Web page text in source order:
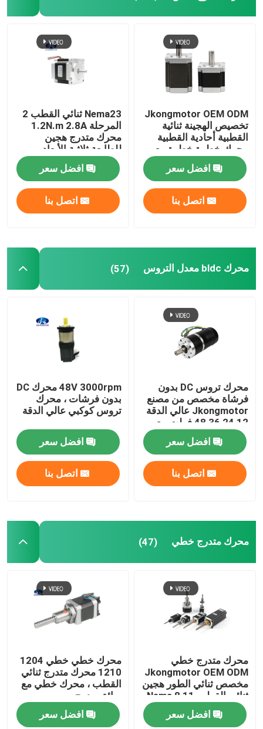
Jkongmotor OEM ODM
تخصيص الهجينة ثنائية
القطبية أحادية القطبية
محرك خطوة خطوة مع
علبة التروس مكيف
الفرامل مدمجة السائق
افضل سعر
اتصل بنا
Nema23 ثنائي القطب 2
المرحلة 1.2N.m 2.8A
محرك متدرج هجين
للطابعة ثلاثية الأبعاد
افضل سعر
اتصل بنا
محرك bldc معدل التروس (57)
محرك تروس DC بدون
فرشاة مخصص من مصنع
Jkongmotor عالي الدقة
12 24 36 48 فولت مع
علبة تروس دودة تروس
كوكبية
افضل سعر
اتصل بنا
48V 3000rpm محرك DC
بدون فرشات ، محرك
تروس كوكبي عالي الدقة
افضل سعر
اتصل بنا
محرك متدرج خطي (47)
محرك متدرج خطي
Jkongmotor OEM ODM
مخصص ثنائي الطور هجين
ثنائي القطب Nema 8 11
14 17 23 24 34 مع برغي
رصاصي
افضل سعر
محرك خطي خطي 1204
1210 محرك متدرج ثنائي
القطب ، محرك خطي مع
سائق مدمج
افضل سعر